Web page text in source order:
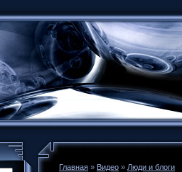
Главная » Видео » Люди и блоги